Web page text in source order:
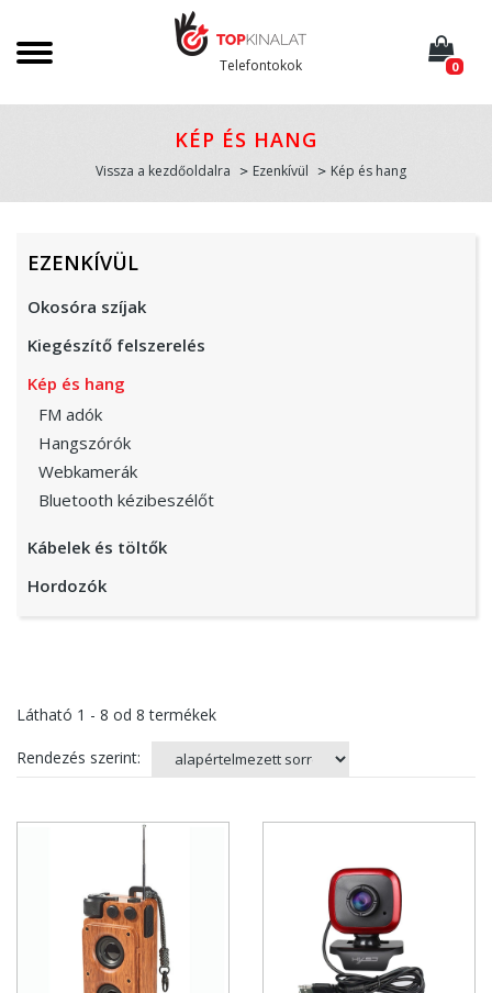
Telefontokok 0
KÉP ÉS HANG
Vissza a kezdőoldalra Ezenkívül Kép és hang
EZENKÍVÜL
Okosóra szíjak
Kiegészítő felszerelés
Kép és hang
FM adók
Hangszórók
Webkamerák
Bluetooth kézibeszélőt
Kábelek és töltők
Hordozók
Látható 1 - 8 od 8 termékek
Rendezés szerint: